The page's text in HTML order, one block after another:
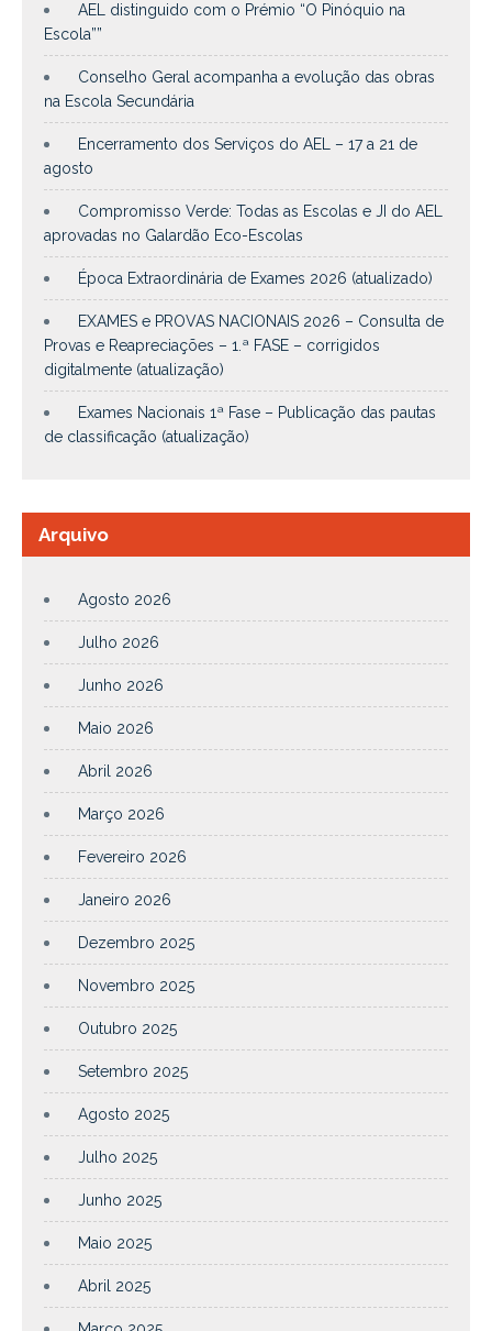
AEL distinguido com o Prémio “O Pinóquio na
Escola””
Conselho Geral acompanha a evolução das obras
na Escola Secundária
Encerramento dos Serviços do AEL – 17 a 21 de
agosto
Compromisso Verde: Todas as Escolas e JI do AEL
aprovadas no Galardão Eco-Escolas
Época Extraordinária de Exames 2026 (atualizado)
EXAMES e PROVAS NACIONAIS 2026 – Consulta de
Provas e Reapreciações – 1.ª FASE – corrigidos
digitalmente (atualização)
Exames Nacionais 1ª Fase – Publicação das pautas
de classificação (atualização)
Arquivo
Agosto 2026
Julho 2026
Junho 2026
Maio 2026
Abril 2026
Março 2026
Fevereiro 2026
Janeiro 2026
Dezembro 2025
Novembro 2025
Outubro 2025
Setembro 2025
Agosto 2025
Julho 2025
Junho 2025
Maio 2025
Abril 2025